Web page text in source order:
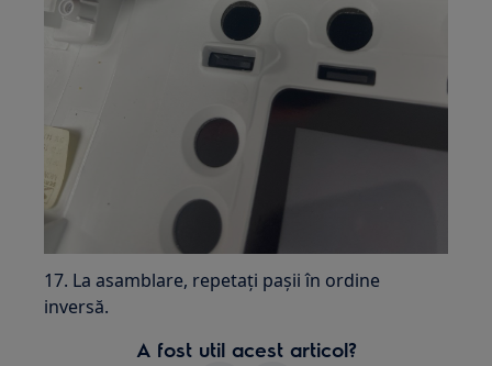
17. La asamblare, repetați pașii în ordine
inversă.
A fost util acest articol?